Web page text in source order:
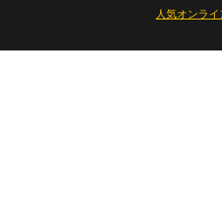
人気オンラ